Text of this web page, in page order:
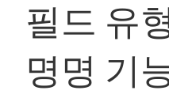
필드 유
명명 기